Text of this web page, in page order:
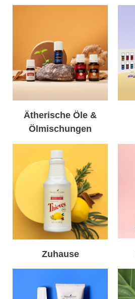
Ätherische Öle &
Ölmischungen
Zuhause